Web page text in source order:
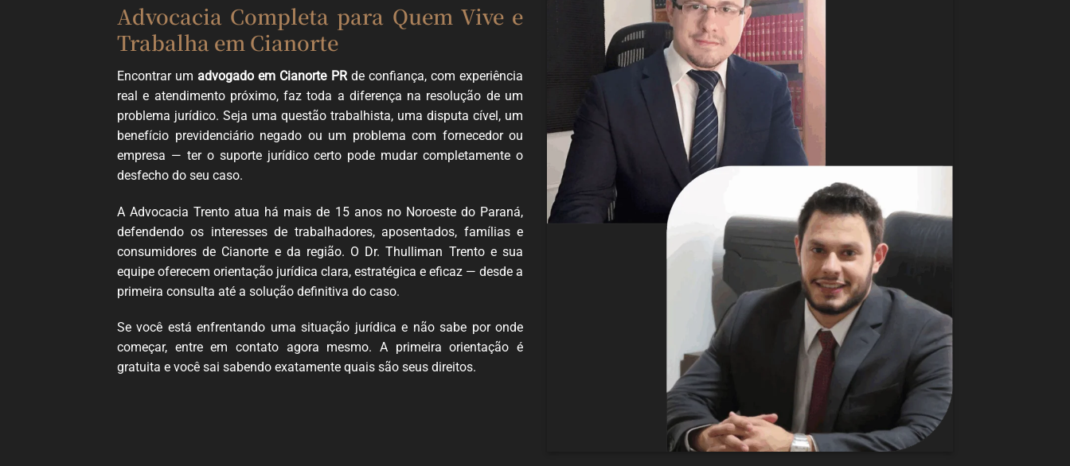
Advocacia Completa para Quem Vive e
Trabalha em Cianorte
Encontrar um advogado em Cianorte PRde confiança, com experiência
real e atendimento próximo, faz toda a diferença na resolução de um
problema jurídico. Seja uma questão trabalhista, uma disputa cível, um
benefício previdenciário negado ou um problema com fornecedor ou
empresa — ter o suporte jurídico certo pode mudar completamente o
desfecho do seu caso.
A Advocacia Trento atua há mais de 15 anos no Noroeste do Paraná,
defendendo os interesses de trabalhadores, aposentados, famílias e
consumidores de Cianorte e da região. O Dr. Thulliman Trento e sua
equipe oferecem orientação jurídica clara, estratégica e eficaz — desde a
primeira consulta até a solução definitiva do caso.
Se você está enfrentando uma situação jurídica e não sabe por onde
começar, entre em contato agora mesmo. A primeira orientação é
gratuita e você sai sabendo exatamente quais são seus direitos.